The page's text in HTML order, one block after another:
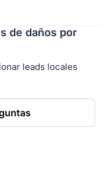
de daños por
leads locales